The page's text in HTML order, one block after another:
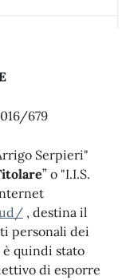
679
Serpieri"
” o "I.I.S.
, destina il
personali dei
quindi stato
di esporre